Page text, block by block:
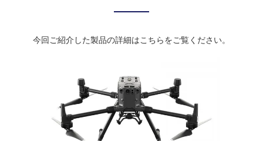
今回ご紹介した製品の詳細はこちらをご覧ください。